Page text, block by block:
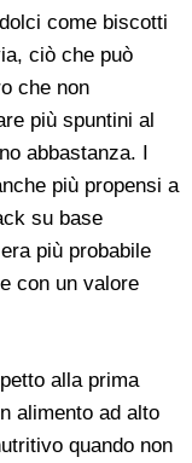
come biscotti
ciò che può
che non
più spuntini al
abbastanza. I
più propensi a
su base
più probabile
con un valore
alla prima
alimento ad alto
quando non